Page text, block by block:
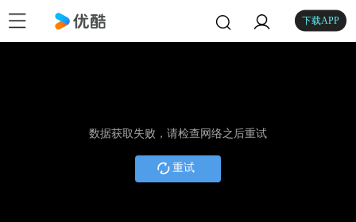
下载APP
数据获取失败，请检查网络之后重试
重试